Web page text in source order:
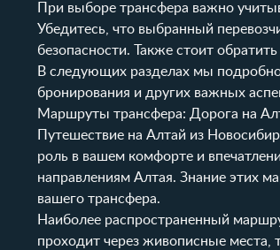
При выборе трансфера важно
Убедитесь, что выбранный
безопасности. Также стоит
В следующих разделах мы
бронирования и других важных
Маршруты трансфера: Дорога на
Путешествие на Алтай из
роль в вашем комфорте и
направлениям Алтая. Знание этих
вашего трансфера.
Наиболее распространенный
проходит через живописные места,